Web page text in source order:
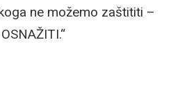
ne možemo zaštititi –